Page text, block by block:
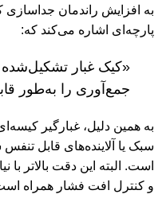
پارچه‌ای اشاره می‌کند که:
«کیک غبار تشکیل‌شده
جمع‌آوری را به‌طور
به همین دلیل، غبارگیر
سبک یا آلاینده‌های قابل
است. البته این دقت بالاتر با
و کنترل افت فشار همراه